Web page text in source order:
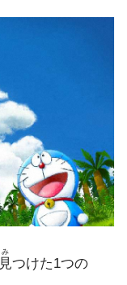
見
み
つけた1つの